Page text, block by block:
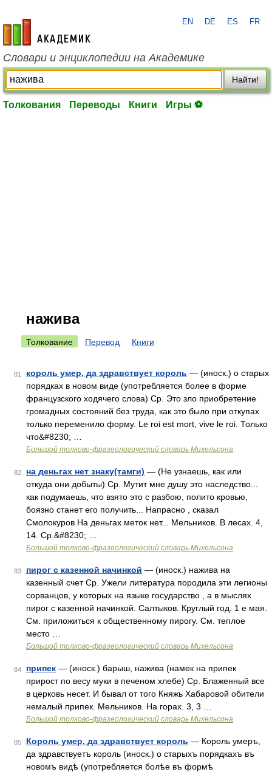
academic.ru
EN DE ES FR
Словари и энциклопедии на Академике
Найти!
Толкования Переводы Книги Игры ⚽
нажива
Толкование Перевод Книги
81 король умер, да здравствует король — (иноск.) о старых
порядках в новом виде (употребляется более в форме
французского ходячего слова) Ср. Это зло приобретение
громадных состояний без труда, как это было при откупах
только переменило форму. Le roi est mort, vive le roi. Только
что&#8230; …
Большой толково-фразеологический словарь Михельсона
82 на деньгах нет знаку(тамги) — (Не узнаешь, как или
откуда они добыты) Ср. Мутит мне душу это наследство...
как подумаешь, что взято это с разбою, полито кровью,
боязно станет его получить... Напрасно , сказал
Смолокуров На деньгах меток нет... Мельников. В лесах. 4,
14. Ср.&#8230; …
Большой толково-фразеологический словарь Михельсона
83 пирог с казенной начинкой — (иноск.) нажива на
казенный счет Ср. Ужели литература породила эти легионы
сорванцов, у которых на языке государство , а в мыслях
пирог с казенной начинкой. Салтыков. Круглый год. 1 е мая.
См. приложиться к общественному пирогу. См. теплое
место …
Большой толково-фразеологический словарь Михельсона
84 припек — (иноск.) барыш, нажива (намек на припек
прирост по весу муки в печеном хлебе) Ср. Блаженный все
в церковь несет. И бывал от того Княжь Хабаровой обители
немалый припек. Мельников. На горах. 3, 3 …
Большой толково-фразеологический словарь Михельсона
85 Король умер, да здравствует король — Король умеръ,
да здравствуетъ король (иноск.) о старыхъ порядкахъ въ
новомъ видѣ (употребляется болѣе въ формѣ